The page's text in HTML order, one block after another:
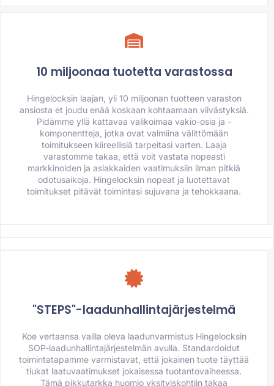
10 miljoonaa tuotetta varastossa
Hingelocksin laajan, yli 10 miljoonan tuotteen varaston
ansiosta et joudu enää koskaan kohtaamaan viivästyksiä.
Pidämme yllä kattavaa valikoimaa vakio-osia ja -
komponentteja, jotka ovat valmiina välittömään
toimitukseen kiireellisiä tarpeitasi varten. Laaja
varastomme takaa, että voit vastata nopeasti
markkinoiden ja asiakkaiden vaatimuksiin ilman pitkiä
odotusaikoja. Hingelocksin nopeat ja luotettavat
toimitukset pitävät toimintasi sujuvana ja tehokkaana.
"STEPS"-laadunhallintajärjestelmä
Koe vertaansa vailla oleva laadunvarmistus Hingelocksin
SOP-laadunhallintajärjestelmän avulla. Standardoidut
toimintatapamme varmistavat, että jokainen tuote täyttää
tiukat laatuvaatimukset jokaisessa tuotantovaiheessa.
Tämä pikkutarkka huomio yksityiskohtiin takaa